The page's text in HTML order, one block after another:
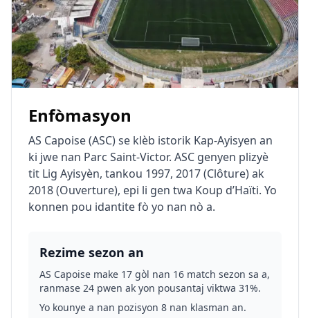
Enfòmasyon
AS Capoise (ASC) se klèb istorik Kap-Ayisyen an
ki jwe nan Parc Saint-Victor. ASC genyen plizyè
tit Lig Ayisyèn, tankou 1997, 2017 (Clôture) ak
2018 (Ouverture), epi li gen twa Koup d’Haïti. Yo
konnen pou idantite fò yo nan nò a.
Rezime sezon an
AS Capoise make 17 gòl nan 16 match sezon sa a,
ranmase 24 pwen ak yon pousantaj viktwa 31%.
Yo kounye a nan pozisyon 8 nan klasman an.